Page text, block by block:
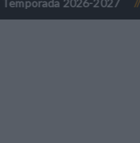
// Nota Informativa